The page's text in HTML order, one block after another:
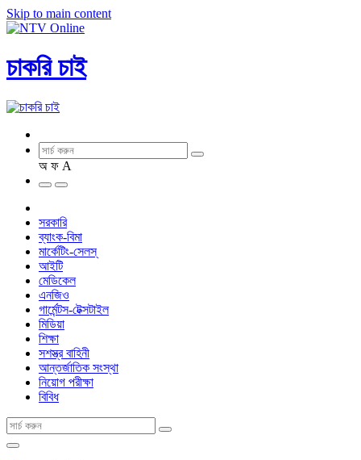
Skip to main content
চাকরি চাই
অ ফ A
সরকারি
ব্যাংক-বিমা
মার্কেটিং-সেলস্
আইটি
মেডিকেল
এনজিও
গার্মেন্টস-টেক্সটাইল
মিডিয়া
শিক্ষা
সশস্ত্র বাহিনী
আন্তর্জাতিক সংস্থা
নিয়োগ পরীক্ষা
বিবিধ